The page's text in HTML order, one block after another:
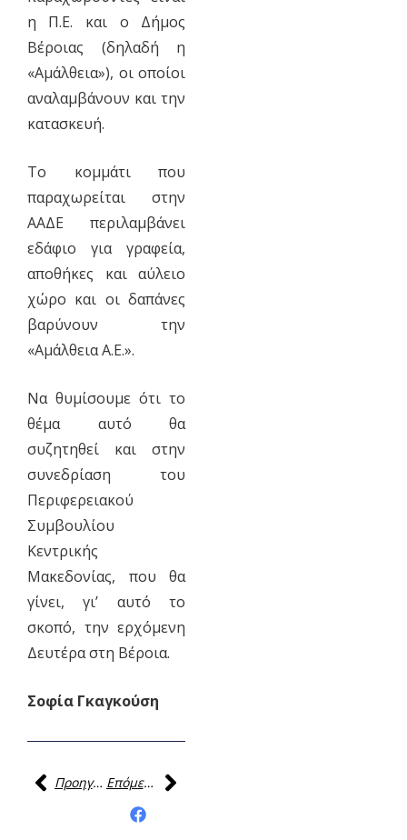
η Π.Ε. και ο Δήμος
Βέροιας (δηλαδή η
«Αμάλθεια»), οι οποίοι
αναλαμβάνουν και την
κατασκευή.
Το κομμάτι που
παραχωρείται στην
ΑΑΔΕ περιλαμβάνει
εδάφιο για γραφεία,
αποθήκες και αύλειο
χώρο και οι δαπάνες
βαρύνουν την
«Αμάλθεια Α.Ε.».
Να θυμίσουμε ότι το
θέμα αυτό θα
συζητηθεί και στην
συνεδρίαση του
Περιφερειακού
Συμβουλίου
Κεντρικής
Μακεδονίας, που θα
γίνει, γι’ αυτό το
σκοπό, την ερχόμενη
Δευτέρα στη Βέροια.
Σοφία Γκαγκούση
Προηγούμενη
Επόμενη